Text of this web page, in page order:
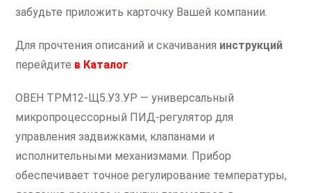
забудьте приложить карточку Вашей компании.
Для прочтения описаний и скачивания инструкций
перейдите в Каталог
ОВЕН ТРМ12-Щ5.У3.УР — универсальный
микропроцессорный ПИД-регулятор для
управления задвижками, клапанами и
исполнительными механизмами. Прибор
обеспечивает точное регулирование температуры,